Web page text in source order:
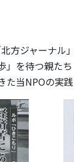
方ジャーナ
」を待つ親た
当NPOの実